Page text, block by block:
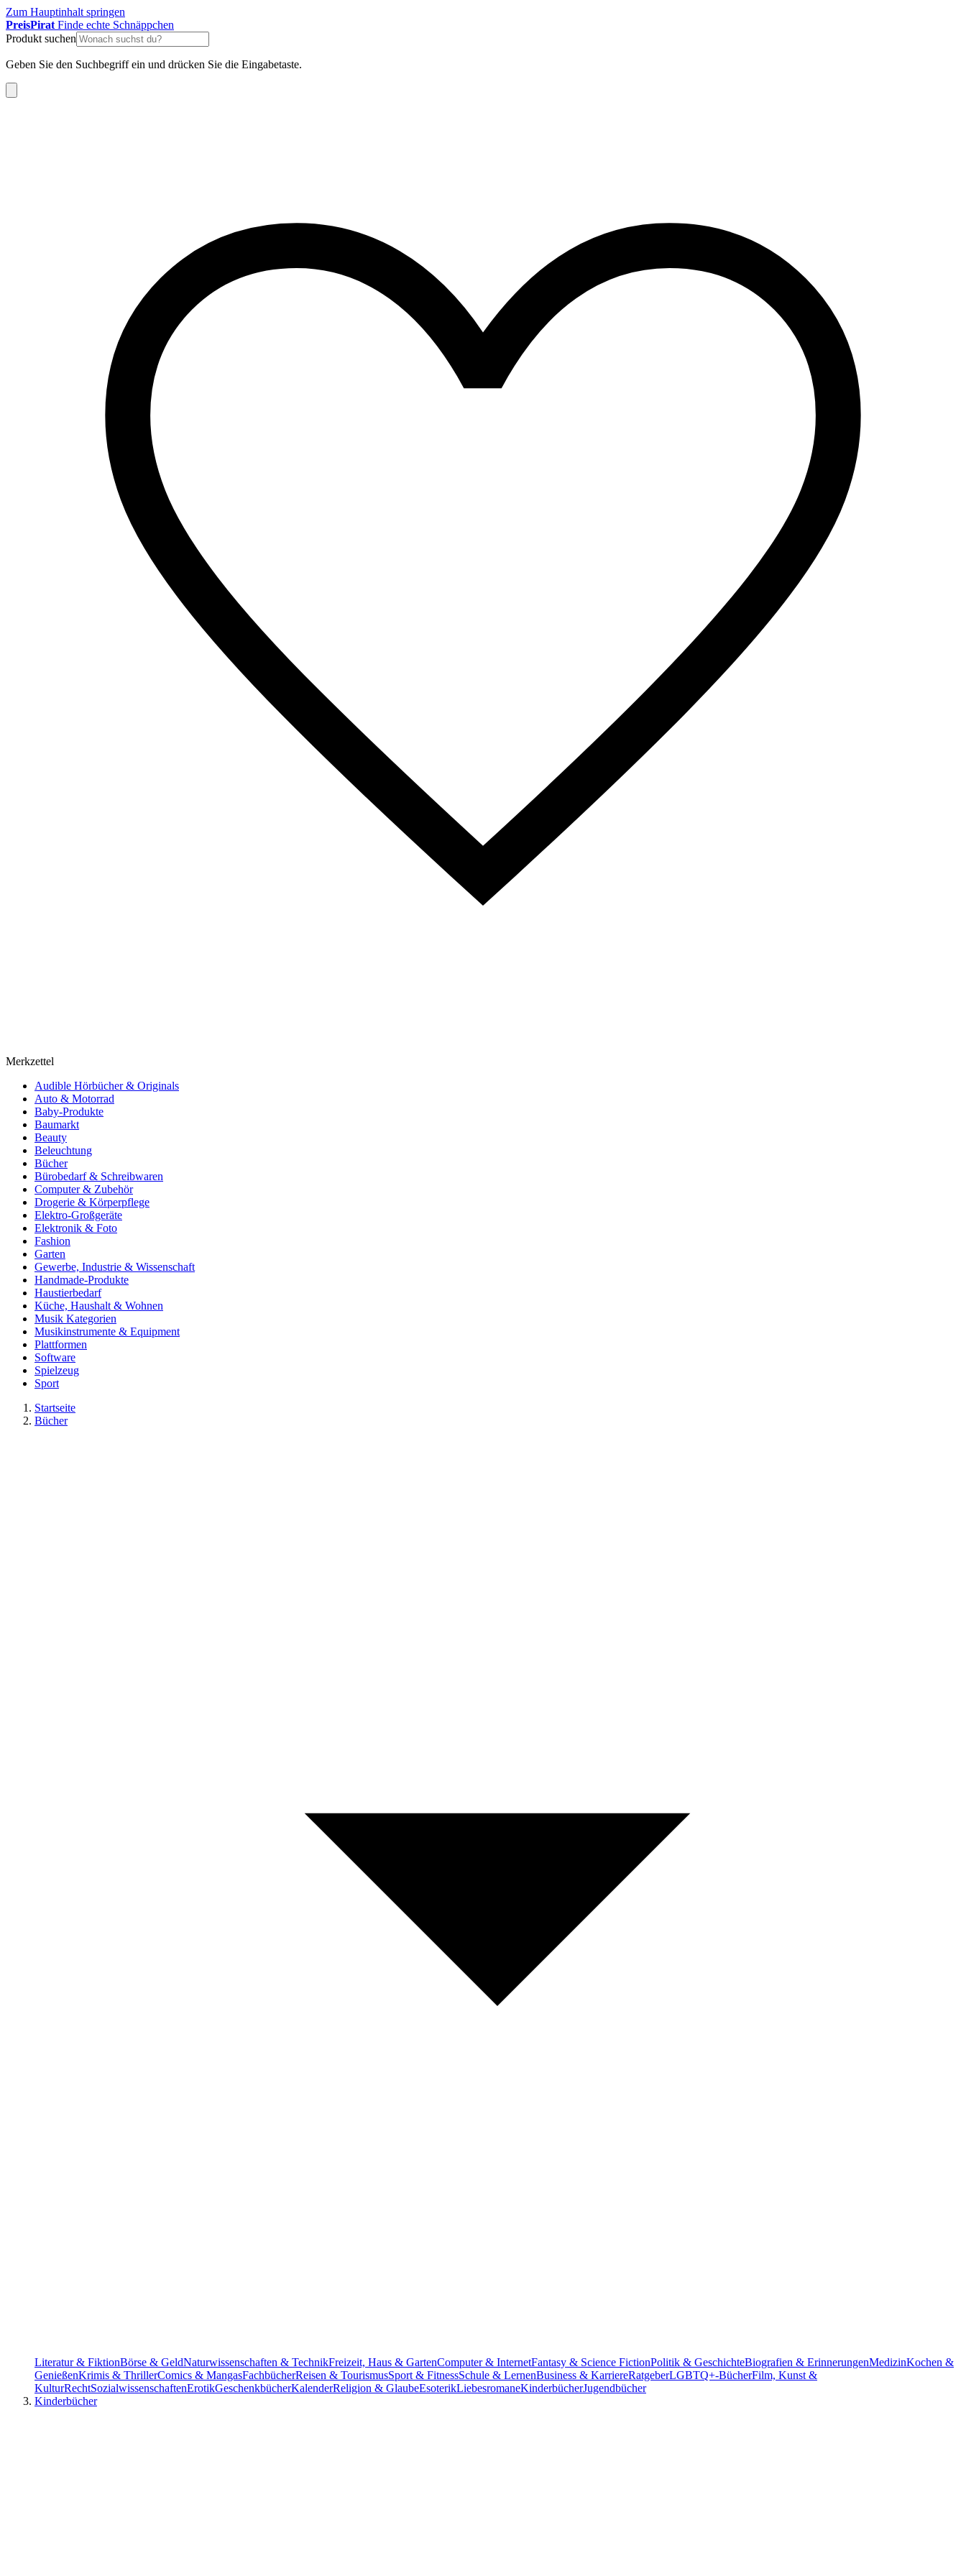
Zum Hauptinhalt springen
PreisPirat Finde echte Schnäppchen
Produkt suchen
Geben Sie den Suchbegriff ein und drücken Sie die Eingabetaste.
Merkzettel
Audible Hörbücher & Originals
Auto & Motorrad
Baby-Produkte
Baumarkt
Beauty
Beleuchtung
Bücher
Bürobedarf & Schreibwaren
Computer & Zubehör
Drogerie & Körperpflege
Elektro-Großgeräte
Elektronik & Foto
Fashion
Garten
Gewerbe, Industrie & Wissenschaft
Handmade-Produkte
Haustierbedarf
Küche, Haushalt & Wohnen
Musik Kategorien
Musikinstrumente & Equipment
Plattformen
Software
Spielzeug
Sport
Startseite
Bücher
Literatur & FiktionBörse & GeldNaturwissenschaften & TechnikFreizeit, Haus & GartenComputer & InternetFantasy & Science FictionPolitik & GeschichteBiografien & ErinnerungenMedizinKochen &
GenießenKrimis & ThrillerComics & MangasFachbücherReisen & TourismusSport & FitnessSchule & LernenBusiness & KarriereRatgeberLGBTQ+-BücherFilm, Kunst &
KulturRechtSozialwissenschaftenErotikGeschenkbücherKalenderReligion & GlaubeEsoterikLiebesromaneKinderbücherJugendbücher
Kinderbücher